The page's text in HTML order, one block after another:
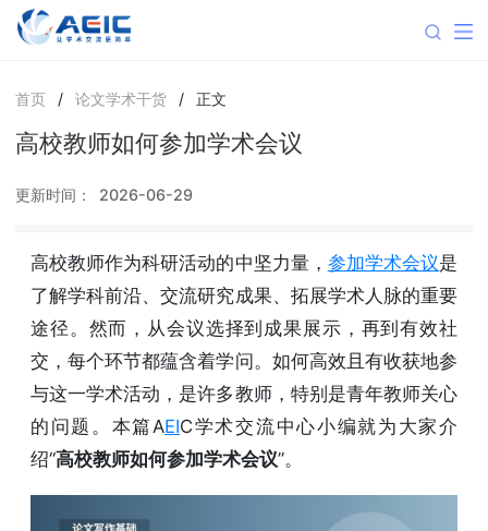
首页 / 论文学术干货 / 正文
高校教师如何参加学术会议
更新时间： 2026-06-29
高校教师作为科研活动的中坚力量， 参加学术会议是
了解学科前沿、交流研究成果、拓展学术人脉的重要
途径。然而，从会议选择到成果展示，再到有效社
交，每个环节都蕴含着学问。如何高效且有收获地参
与这一学术活动，是许多教师，特别是青年教师关心
的问题。本篇AEIC学术交流中心小编就为大家介
绍“高校教师如何参加学术会议”。